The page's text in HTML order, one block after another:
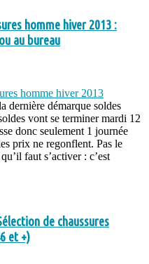
homme hiver 2013 :
au bureau
dernière démarque soldes
vont se terminer mardi 12
donc seulement 1 journée
prix ne regonflent. Pas le
faut s’activer : c’est
de chaussures
et +)